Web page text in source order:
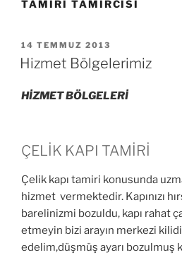
TAMIRI TAMIRCISI
YAYIM
TARIHI
14 TEMMUZ 2013
Hizmet Bölgelerimiz
HİZMET BÖLGELERİ
ÇELİK KAPI TAMİRİ
Çelik kapı tamiri konusunda
hizmet vermektedir. Kapınızı
barelinizmi bozuldu, kapı rahat
etmeyin bizi arayın merkezi
edelim,düşmüş ayarı bozulmuş